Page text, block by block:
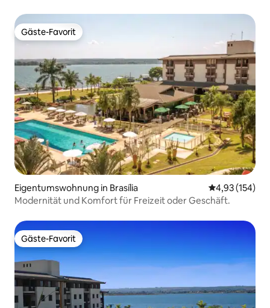
Gäste-Favorit
Gäste-Favorit
Eigentumswohnung in Brasília
4,93 (154)
Modernität und Komfort für Freizeit oder Geschäft.
Gäste-Favorit
Gäste-Favorit